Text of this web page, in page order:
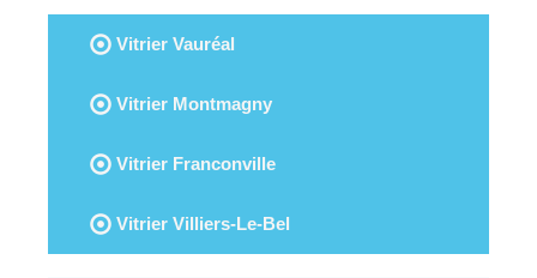
Vitrier Vauréal
Vitrier Montmagny
Vitrier Franconville
Vitrier Villiers-Le-Bel